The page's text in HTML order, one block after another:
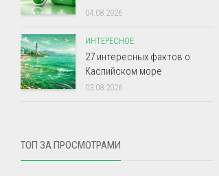
04.08.2026
ИНТЕРЕСНОЕ
27 интересных фактов о
Каспийском море
03.08.2026
ТОП ЗА ПРОСМОТРАМИ